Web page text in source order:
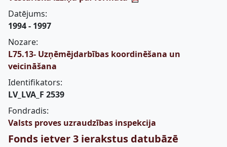
Datējums:
1994 - 1997
Nozare:
L75.13- Uzņēmējdarbības koordinēšana un
veicināšana
Identifikators:
LV_LVA_F 2539
Fondradis:
Valsts proves uzraudzības inspekcija
Fonds ietver 3 ierakstus datubāzē